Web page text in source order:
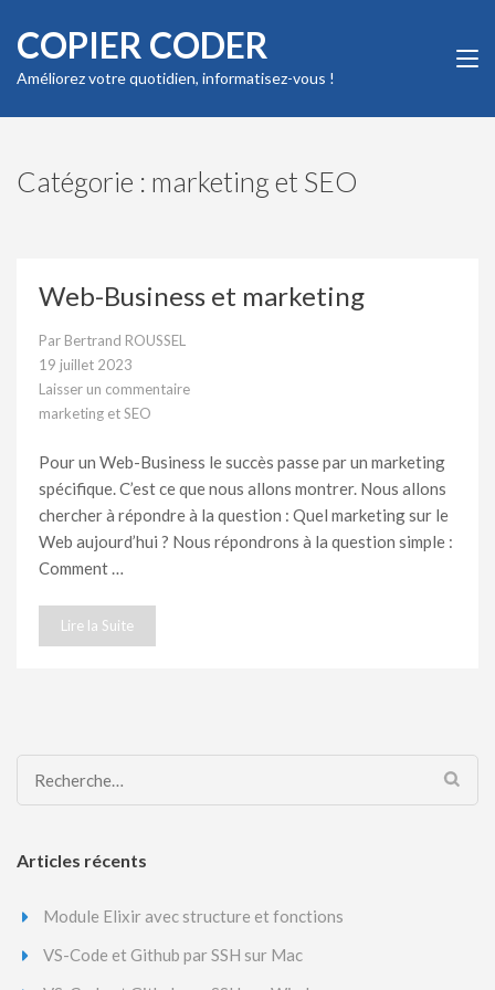
contenu
Entrée)
COPIER CODER
Améliorez votre quotidien, informatisez-vous !
Catégorie : marketing et SEO
Web-Business et marketing
Par Bertrand ROUSSEL
19 juillet 2023
Laisser un commentaire
et
marketing
marketing et SEO
Pour un Web-Business le succès passe par un marketing
spécifique. C’est ce que nous allons montrer. Nous allons
chercher à répondre à la question : Quel marketing sur le
Web aujourd’hui ? Nous répondrons à la question simple :
Comment …
Lire la Suite
Rechercher :
Articles récents
Module Elixir avec structure et fonctions
VS-Code et Github par SSH sur Mac